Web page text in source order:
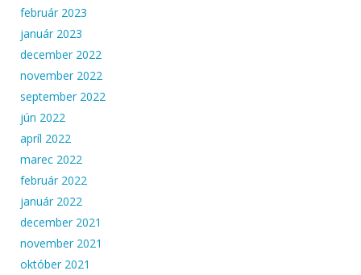
február 2023
január 2023
december 2022
november 2022
september 2022
jún 2022
apríl 2022
marec 2022
február 2022
január 2022
december 2021
november 2021
október 2021